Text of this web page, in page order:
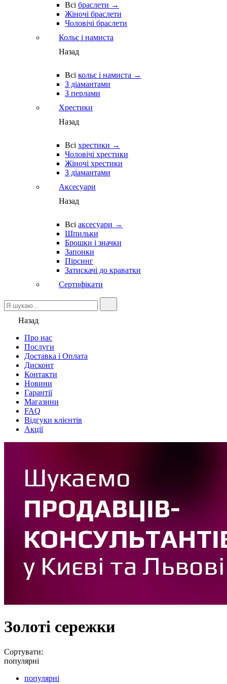
Всі браслети →
Жіночі браслети
Чоловічі браслети
Кольє і намиста
Назад
Всі кольє і намиста →
З діамантами
З перлами
Хрестики
Назад
Всі хрестики →
Чоловічі хрестики
Жіночі хрестики
З діамантами
Аксесуари
Назад
Всі аксесуари →
Шпильки
Брошки і значки
Запонки
Пірсинг
Затискачі до краватки
Сертифікати
Назад
Про нас
Послуги
Доставка і Оплата
Дисконт
Контакти
Новини
Гарантії
Магазини
FAQ
Відгуки клієнтів
Акції
Золоті сережки
Сортувати:
популярні
популярні